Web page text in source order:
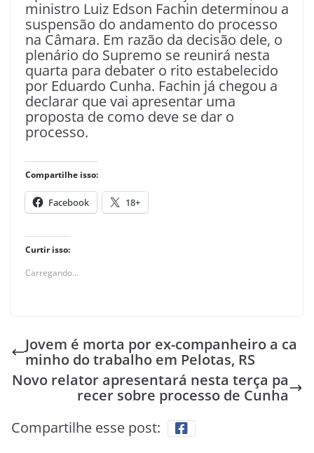
ministro Luiz Edson Fachin determinou a
suspensão do andamento do processo
na Câmara. Em razão da decisão dele, o
plenário do Supremo se reunirá nesta
quarta para debater o rito estabelecido
por Eduardo Cunha. Fachin já chegou a
declarar que vai apresentar uma
proposta de como deve se dar o
processo.
Compartilhe isso:
Facebook 18+
Curtir isso:
Carregando...
Jovem é morta por ex-companheiro a ca
minho do trabalho em Pelotas, RS
Novo relator apresentará nesta terça pa
recer sobre processo de Cunha
Compartilhe esse post: